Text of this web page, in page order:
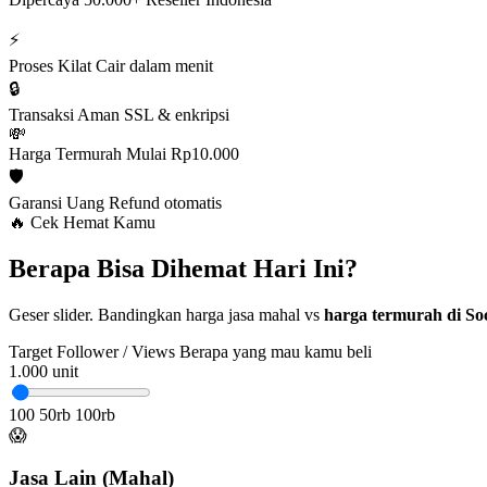
⚡
Proses Kilat Cair dalam menit
🔒
Transaksi Aman SSL & enkripsi
💸
Harga Termurah Mulai Rp10.000
🛡️
Garansi Uang Refund otomatis
🔥 Cek Hemat Kamu
Berapa Bisa Dihemat Hari Ini?
Geser slider. Bandingkan harga jasa mahal vs harga termurah di
Target Follower / Views Berapa yang mau kamu beli
1.000 unit
100 50rb 100rb
😱
Jasa Lain (Mahal)